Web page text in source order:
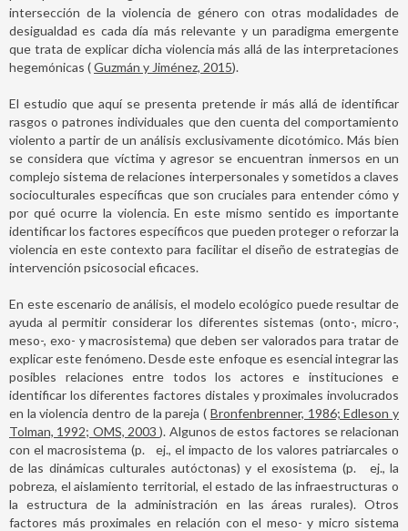
intersección de la violencia de género con otras modalidades de
desigualdad es cada día más relevante y un paradigma emergente
que trata de explicar dicha violencia más allá de las interpretaciones
hegemónicas (Guzmán y Jiménez, 2015).
El estudio que aquí se presenta pretende ir más allá de identificar
rasgos o patrones individuales que den cuenta del comportamiento
violento a partir de un análisis exclusivamente dicotómico. Más bien
se considera que víctima y agresor se encuentran inmersos en un
complejo sistema de relaciones interpersonales y sometidos a claves
socioculturales específicas que son cruciales para entender cómo y
por qué ocurre la violencia. En este mismo sentido es importante
identificar los factores específicos que pueden proteger o reforzar la
violencia en este contexto para facilitar el diseño de estrategias de
intervención psicosocial eficaces.
En este escenario de análisis, el modelo ecológico puede resultar de
ayuda al permitir considerar los diferentes sistemas (onto-, micro-,
meso-, exo- y macrosistema) que deben ser valorados para tratar de
explicar este fenómeno. Desde este enfoque es esencial integrar las
posibles relaciones entre todos los actores e instituciones e
identificar los diferentes factores distales y proximales involucrados
en la violencia dentro de la pareja ( Bronfenbrenner, 1986; Edleson y
Tolman, 1992; OMS, 2003). Algunos de estos factores se relacionan
con el macrosistema (p.
ej., el impacto de los valores patriarcales o
de las dinámicas culturales autóctonas) y el exosistema (p.
ej., la
pobreza, el aislamiento territorial, el estado de las infraestructuras o
la estructura de la administración en las áreas rurales). Otros
factores más proximales en relación con el meso- y micro sistema